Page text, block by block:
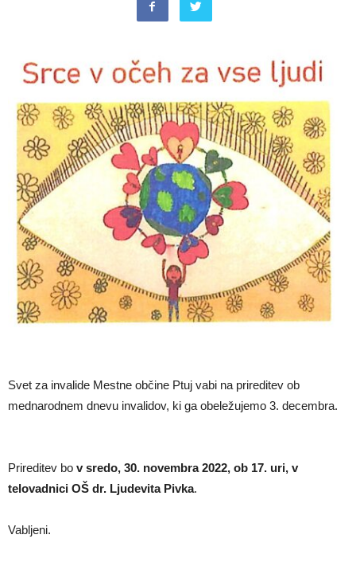
Svet za invalide Mestne občine Ptuj vabi na prireditev ob
mednarodnem dnevu invalidov, ki ga obeležujemo 3. decembra.
Prireditev bo v sredo, 30. novembra 2022, ob 17. uri, v
telovadnici OŠ dr. Ljudevita Pivka.
Vabljeni.